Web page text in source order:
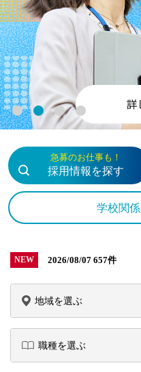
1 2 3
急募のお仕事も！
採用情報を探す
学校関
NEW 2026/08/07 657件